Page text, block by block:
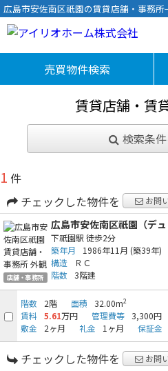
広島市安佐南区祇園の賃貸店舗・事務
売買物件検索
賃貸店舗・賃
検索条
1 件
チェックした物件を
お問
店舗・事務所
広島市安佐南区祇園（デュ
下祇園駅 徒歩2分
築年月
1986年11月 (築39年)
構造
ＲＣ
階数 3階建
階数 2階 面積 32.00m2
賃料 5.61万円 管理費等 3,300円
敷金
2ヶ月 礼金 1ヶ月 保証金
チェックした物件を お問